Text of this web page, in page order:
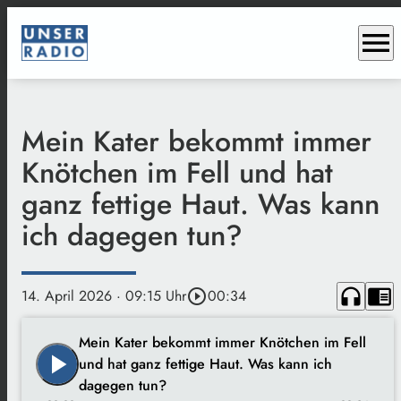
menu
Mein Kater bekommt immer
Knötchen im Fell und hat
ganz fettige Haut. Was kann
ich dagegen tun?
14. April 2026 · 09:15 Uhrplay_circle_outline00:34 headphones chrome_reader_mode
play_arrow
Mein Kater bekommt immer Knötchen im Fell
und hat ganz fettige Haut. Was kann ich
dagegen tun?